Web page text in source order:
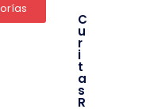
C
u
r
i
t
a
s
R